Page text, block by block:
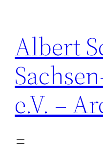
springen
Albert
e.V. –